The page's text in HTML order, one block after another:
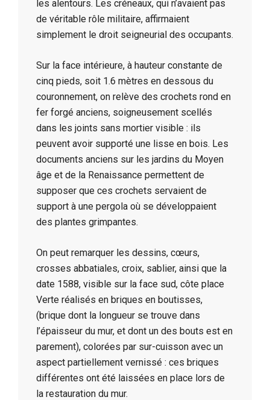
les alentours. Les créneaux, qui n’avaient pas
de véritable rôle militaire, affirmaient
simplement le droit seigneurial des occupants.
Sur la face intérieure, à hauteur constante de
cinq pieds, soit 1.6 mètres en dessous du
couronnement, on relève des crochets rond en
fer forgé anciens, soigneusement scellés
dans les joints sans mortier visible : ils
peuvent avoir supporté une lisse en bois. Les
documents anciens sur les jardins du Moyen
âge et de la Renaissance permettent de
supposer que ces crochets servaient de
support à une pergola où se développaient
des plantes grimpantes.
On peut remarquer les dessins, cœurs,
crosses abbatiales, croix, sablier, ainsi que la
date 1588, visible sur la face sud, côte place
Verte réalisés en briques en boutisses,
(brique dont la longueur se trouve dans
l’épaisseur du mur, et dont un des bouts est en
parement), colorées par sur-cuisson avec un
aspect partiellement vernissé : ces briques
différentes ont été laissées en place lors de
la restauration du mur.